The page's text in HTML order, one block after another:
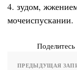
4. зудом,
мочеиспускании.
Поделитесь
ПРЕДЫДУЩАЯ